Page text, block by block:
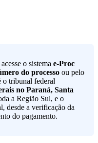
acesse o sistema e-Proc
do processo ou pelo
o tribunal federal
no Paraná, Santa
a Região Sul, e o
desde a verificação da
do pagamento.